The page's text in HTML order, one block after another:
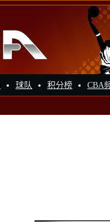
球队 积分榜 CBA